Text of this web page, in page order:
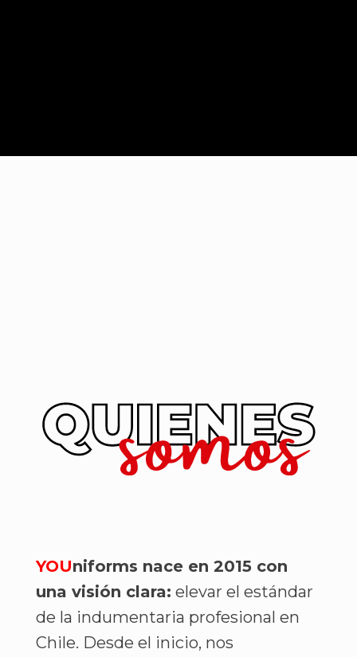
YOUniforms nace en 2015 con
una visión clara: elevar el estándar
de la indumentaria profesional en
Chile. Desde el inicio, nos